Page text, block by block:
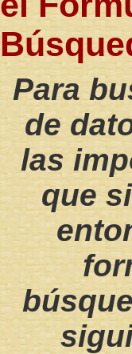
Para
de
las
que